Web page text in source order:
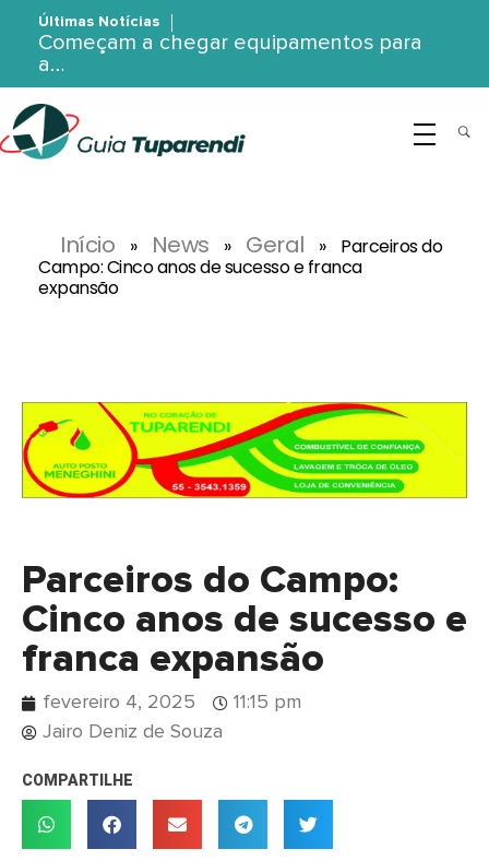
Últimas Notícias
Começam a chegar equipamentos para
a…
Início » News » Geral »
Parceiros do
Campo: Cinco anos de sucesso e franca
expansão
Parceiros do Campo:
Cinco anos de sucesso e
franca expansão
fevereiro 4, 2025
11:15 pm
Jairo Deniz de Souza
COMPARTILHE